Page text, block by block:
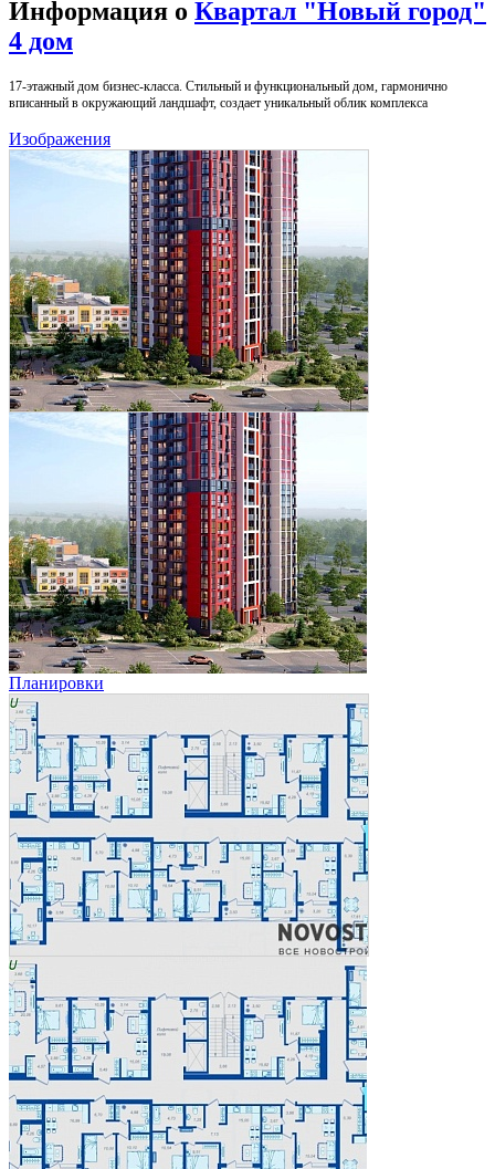
Информация о Квартал "Новый город"
4 дом
17-этажный дом бизнес-класса. Стильный и функциональный дом, гармонично
вписанный в окружающий ландшафт, создает уникальный облик комплекса
Изображения
Планировки